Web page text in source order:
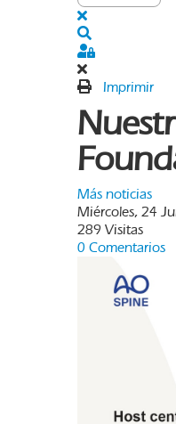
x
Sign In
Imprimir
Más noticias
Miércoles, 24
289 Visitas
0 Comentarios